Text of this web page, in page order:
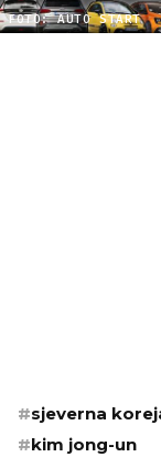
FOTO: AUTO START
#sjeverna
#kim jong-un